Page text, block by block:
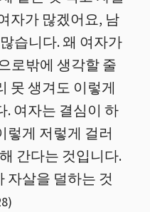
자가 많겠어요, 남
습니다. 왜 여자가
로밖에 생각할 줄
못 생겨도 이렇게
. 여자는 결심이 하
렇게 저렇게 걸러
간다는 것입니다.
자살을 덜하는 것
)